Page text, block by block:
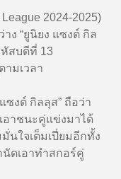
2024-2025)
ง “ยูนิยง แซงต์ กิล
สบดีที่ 13
ามเวลา
ซงต์ กิลลุส” ถือว่า
าชนะคู่แข่งมาได้
นใจเต็มเปี่ยมอีกทั้ง
ดเอาทำสกอร์คู่